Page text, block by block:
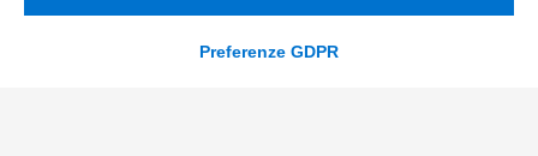
© 2026 Tinexta Innovation Hub S.p.A
Preferenze GDPR